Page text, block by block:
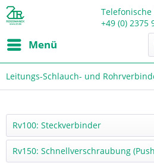
+49 (0) 2375
Menü
Leitungs-Schlauch- und
Rv100: Steckverbinder
Rv150: Schnellverschraubung